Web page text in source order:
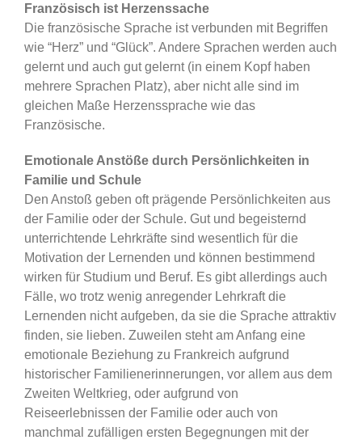
Französisch ist Herzenssache
Die französische Sprache ist verbunden mit Begriffen
wie “Herz” und “Glück”. Andere Sprachen werden auch
gelernt und auch gut gelernt (in einem Kopf haben
mehrere Sprachen Platz), aber nicht alle sind im
gleichen Maße Herzenssprache wie das
Französische.
Emotionale Anstöße durch Persönlichkeiten in
Familie und Schule
Den Anstoß geben oft prägende Persönlichkeiten aus
der Familie oder der Schule. Gut und begeisternd
unterrichtende Lehrkräfte sind wesentlich für die
Motivation der Lernenden und können bestimmend
wirken für Studium und Beruf. Es gibt allerdings auch
Fälle, wo trotz wenig anregender Lehrkraft die
Lernenden nicht aufgeben, da sie die Sprache attraktiv
finden, sie lieben. Zuweilen steht am Anfang eine
emotionale Beziehung zu Frankreich aufgrund
historischer Familienerinnerungen, vor allem aus dem
Zweiten Weltkrieg, oder aufgrund von
Reiseerlebnissen der Familie oder auch von
manchmal zufälligen ersten Begegnungen mit der